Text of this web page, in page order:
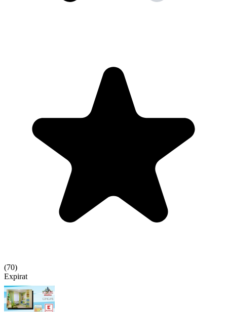
(70)
Expirat